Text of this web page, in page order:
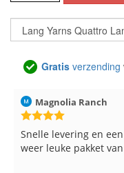
Gratis verzending
Hilde uit Loyers
Reeds meerdere
breinaalden besteld,